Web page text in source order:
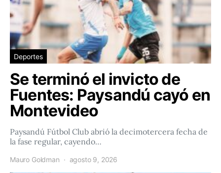
Deportes
Se terminó el invicto de
Fuentes: Paysandú cayó en
Montevideo
Paysandú Fútbol Club abrió la decimotercera fecha de
la fase regular, cayendo…
Mauro Goldman agosto 9, 2026